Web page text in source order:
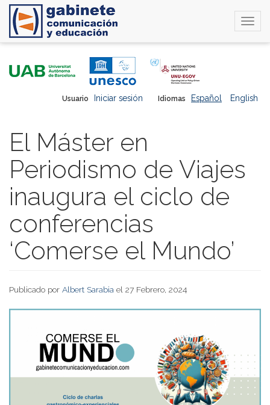
Idiomas Español English
Usuario Iniciar sesión
El Máster en
Periodismo de Viajes
inaugura el ciclo de
conferencias
‘Comerse el Mundo’
Publicado por Albert Sarabia el 27 Febrero, 2024